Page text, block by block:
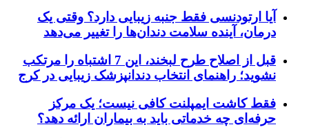
آیا ارتودنسی فقط جنبه زیبایی دارد؟ وقتی یک
درمان، آینده سلامت دندان‌ها را تغییر می‌دهد
قبل از اصلاح طرح لبخند، این 7 اشتباه را مرتکب
نشوید؛ راهنمای انتخاب دندانپزشک زیبایی در کرج
فقط کاشت ایمپلنت کافی نیست؛ یک مرکز
حرفه‌ای چه خدماتی باید به بیماران ارائه دهد؟